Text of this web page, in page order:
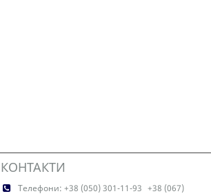
КОНТАКТИ
Телефони: +38 (050) 301-11-93 +38 (067)